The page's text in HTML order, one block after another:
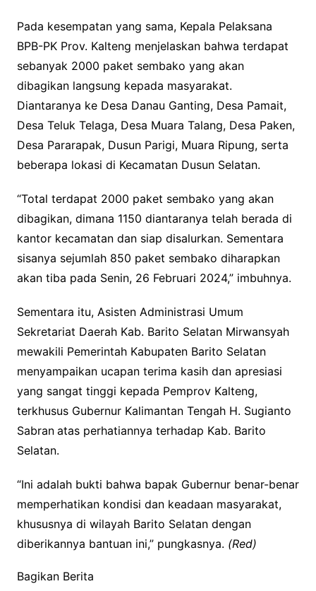
Pada kesempatan yang sama, Kepala Pelaksana
BPB-PK Prov. Kalteng menjelaskan bahwa terdapat
sebanyak 2000 paket sembako yang akan
dibagikan langsung kepada masyarakat.
Diantaranya ke Desa Danau Ganting, Desa Pamait,
Desa Teluk Telaga, Desa Muara Talang, Desa Paken,
Desa Pararapak, Dusun Parigi, Muara Ripung, serta
beberapa lokasi di Kecamatan Dusun Selatan.
“Total terdapat 2000 paket sembako yang akan
dibagikan, dimana 1150 diantaranya telah berada di
kantor kecamatan dan siap disalurkan. Sementara
sisanya sejumlah 850 paket sembako diharapkan
akan tiba pada Senin, 26 Februari 2024,” imbuhnya.
Sementara itu, Asisten Administrasi Umum
Sekretariat Daerah Kab. Barito Selatan Mirwansyah
mewakili Pemerintah Kabupaten Barito Selatan
menyampaikan ucapan terima kasih dan apresiasi
yang sangat tinggi kepada Pemprov Kalteng,
terkhusus Gubernur Kalimantan Tengah H. Sugianto
Sabran atas perhatiannya terhadap Kab. Barito
Selatan.
“Ini adalah bukti bahwa bapak Gubernur benar-benar
memperhatikan kondisi dan keadaan masyarakat,
khususnya di wilayah Barito Selatan dengan
diberikannya bantuan ini,” pungkasnya. (Red)
Bagikan Berita